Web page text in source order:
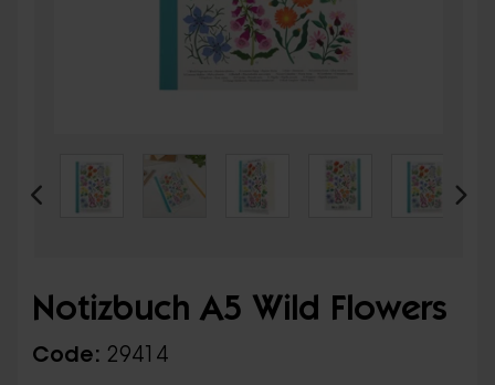
Notizbuch A5 Wild Flowers
Code: 29414